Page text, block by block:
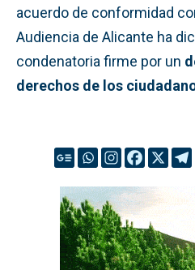
acuerdo de conformidad
Audiencia de Alicante ha
condenatoria firme por un
derechos de los